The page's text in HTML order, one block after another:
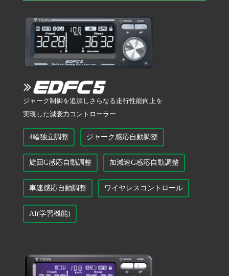
ジャーク制御を追加しさらなる走行性能向上を
実現した減衰力コントローラー
4輪独立調整 ジャーク感応自動調整
旋回G感応自動調整 加減速G感応自動調整
車速感応自動調整 ワイヤレスコントロール
AI(学習機能)